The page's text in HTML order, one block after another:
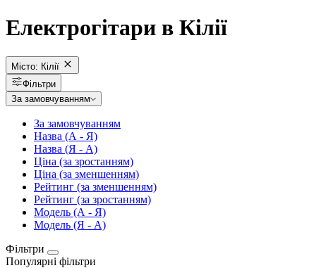
Електрогітари в Кілії
Місто: Кілії
Фільтри
За замовчуванням
За замовчуванням
Назва (А - Я)
Назва (Я - А)
Ціна (за зростанням)
Ціна (за зменшенням)
Рейтинг (за зменшенням)
Рейтинг (за зростанням)
Модель (А - Я)
Модель (Я - А)
Фільтри
Популярні фільтри